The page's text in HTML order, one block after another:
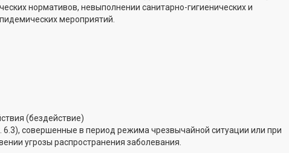
нормативов, невыполнении санитарно-гигиенических и
мероприятий.
(бездействие)
6.3), совершенные в период режима чрезвычайной ситуации или при
угрозы распространения заболевания.